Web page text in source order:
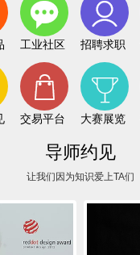
工业社区 招聘求职
交易平台 大赛展览
导师约见
让我们因为知识爱上TA们